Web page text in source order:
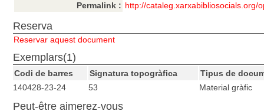
Permalink : http://cataleg.xarxabibliosocials.org/
Reserva
Reservar aquest document
Exemplars(1)
Codi de barres Signatura topogràfica
Tipus de
140428-23-24
53 Material gràfic
Peut-être aimerez-vous